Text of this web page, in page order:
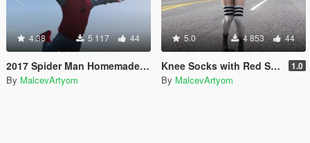
4.38 5 117 44
2017 Spider Man Homemade Costume
By MalcevArtyom
5.0 4 853 44
Knee Socks with Red Shorts Pack 1.0
By MalcevArtyom